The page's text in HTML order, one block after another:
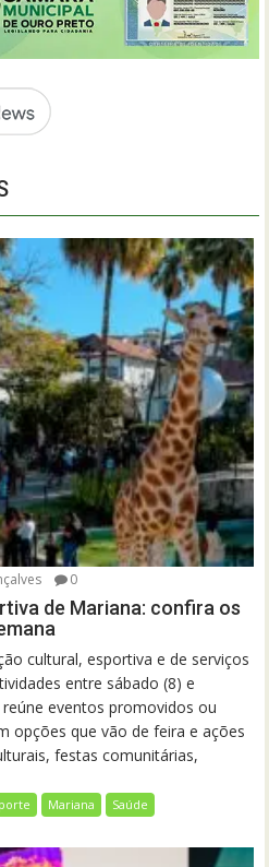
0
de Mariana: confira os
cultural, esportiva e de serviços
entre sábado (8) e
eventos promovidos ou
opções que vão de feira e ações
festas comunitárias,
Mariana Saúde